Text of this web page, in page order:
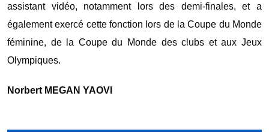
assistant vidéo, notamment lors des demi-finales, et a
également exercé cette fonction lors de la Coupe du Monde
féminine, de la Coupe du Monde des clubs et aux Jeux
Olympiques.
Norbert MEGAN YAOVI